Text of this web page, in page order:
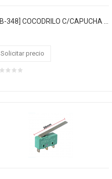
[NB-348] COCODRILO C/CAPUCHA 20 AMP. R/N (25XBL)
Solicitar precio